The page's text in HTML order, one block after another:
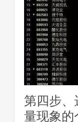
第四步
量现象的